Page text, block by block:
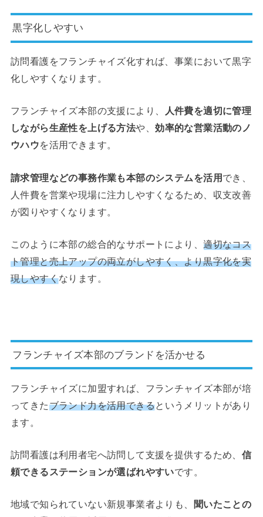
黒字化しやすい
訪問看護をフランチャイズ化すれば、事業において黒字
化しやすくなります。
フランチャイズ本部の支援により、
人件費を適切に管理
しながら生産性を上げる方法や、効率的な営業活動のノ
ウハウを活用できます。
請求管理などの事務作業も本部のシステムを活用 でき、
人件費を営業や現場に注力しやすくなるため、収支改善
が図りやすくなります。
このように本部の総合的なサポートにより、適切なコス
ト管理と売上アップの両立がしやすく、より黒字化を実
現しやすくなります。
フランチャイズ本部のブランドを活かせる
フランチャイズに加盟すれば、フランチャイズ本部が培
ってきたブランド力を活用できるというメリットがあり
ます。
訪問看護は利用者宅へ訪問して支援を提供するため、 信
頼できるステーションが選ばれやすいです。
地域で知られていない新規事業者よりも、
聞いたことの